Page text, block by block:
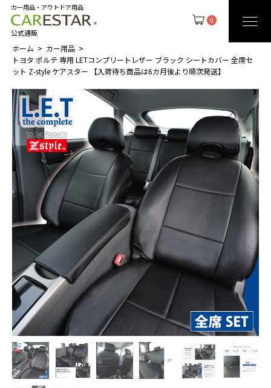
0
カー用品・アウトドア用品
公式通販
ホーム
カー用品
トヨタ ポルテ 専用 LETコンプリートレザー ブラック シートカバー 全席セ
ット Z-style ケアスター 【入荷待ち商品は6カ月後より順次発送】